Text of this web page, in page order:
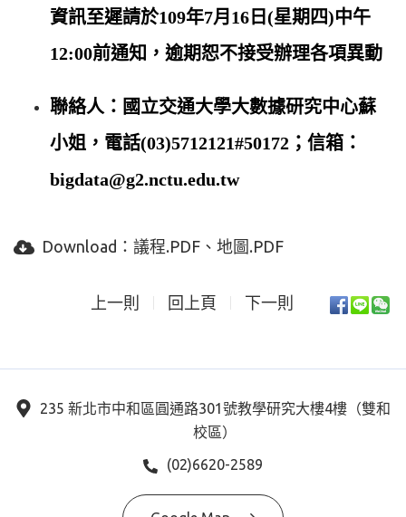
資訊至遲請於109年7月16日(星期四)中午
12:00前通知，逾期恕不接受辦理各項異動
聯絡人：國立交通大學大數據研究中心蘇
小姐，電話(03)5712121#50172；信箱：
bigdata@g2.nctu.edu.tw
Download： 議程.PDF 地圖.PDF
上一則 回上頁 下一則
235 新北市中和區圓通路301號教學研究大樓4樓（雙和
校區）
(02)6620-2589